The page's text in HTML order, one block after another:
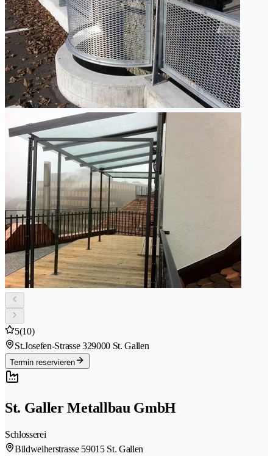
5(10)
St.Josefen-Strasse 329000 St. Gallen
Termin reservieren
St. Galler Metallbau GmbH
Schlosserei
Bildweiherstrasse 59015 St. Gallen